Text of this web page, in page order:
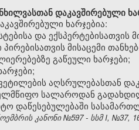
დაკავშირებული
ხარჯებია:
და ექსპერტებისათვის
მისაცემი
გაწეული ხარჯები;
აღსრულებასთან
სალაროდან
დაწესებულებაში
კანონი №597 - სსმ I, №37,